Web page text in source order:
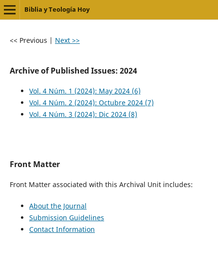
Biblia y Teología Hoy
<< Previous | Next >>
Archive of Published Issues: 2024
Vol. 4 Núm. 1 (2024): May 2024 (6)
Vol. 4 Núm. 2 (2024): Octubre 2024 (7)
Vol. 4 Núm. 3 (2024): Dic 2024 (8)
Front Matter
Front Matter associated with this Archival Unit includes:
About the Journal
Submission Guidelines
Contact Information